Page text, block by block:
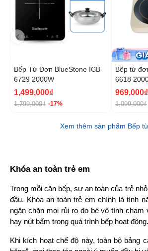
Bếp Từ Đơn BlueStone ICB-
6729 2000W
1,499,000₫
1,799,000₫ -17%
Bếp từ
6618
969,000₫
1,099,000₫
Xem thêm sản phẩm Bếp
Khóa an toàn trẻ em
Trong mỗi căn bếp, sự an toàn của trẻ
đầu. Khóa an toàn trẻ em chính là tính
ngăn chặn mọi rủi ro do bé vô tình chạm
hay nút bấm trong quá trình bếp hoạt động.
Khi kích hoạt chế độ này, toàn bộ bảng